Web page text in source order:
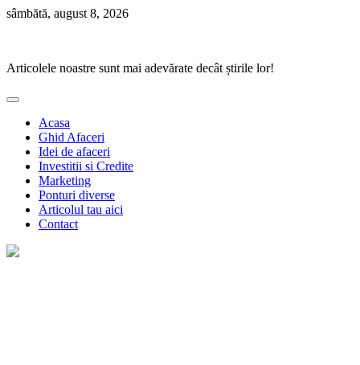
Skip
sâmbătă, august 8, 2026
Articolele noastre sunt mai adevărate decât știrile lor!
Acasa
Ghid Afaceri
Idei de afaceri
Investitii si Credite
Marketing
Ponturi diverse
Articolul tau aici
Contact